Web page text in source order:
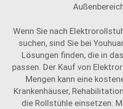
Wenn Sie nach
suchen, sind Sie bei
Lösungen finden, die in
passen. Der Kauf von
Mengen kann eine
Krankenhäuser,
die Rollstühle einsetzen.